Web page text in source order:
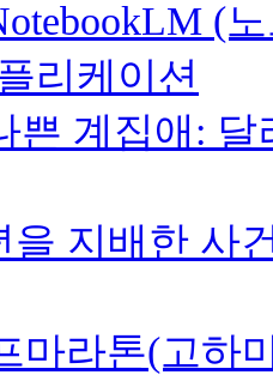
(
리케이션
쁜 계집애:
을 지배한 사
마라톤(고하